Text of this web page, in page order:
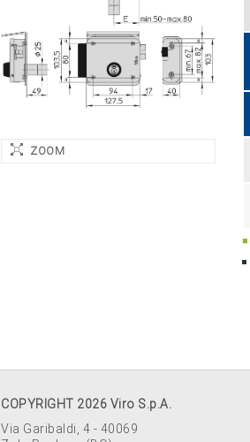
ZOOM
COPYRIGHT 2026 Viro S.p.A.
Via Garibaldi, 4 - 40069